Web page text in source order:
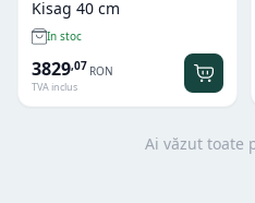
Kisag 40 cm
In stoc
3829,07 RON
TVA inclus
Ai văzut toate